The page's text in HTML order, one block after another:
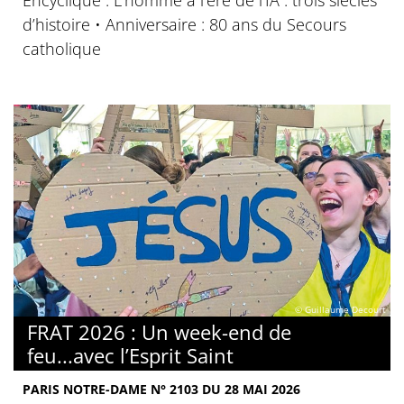
d’histoire • Anniversaire : 80 ans du Secours
catholique
© Guillaume Decourt
FRAT 2026 : Un week-end de
feu...avec l’Esprit Saint
PARIS NOTRE-DAME N° 2103 DU 28 MAI 2026